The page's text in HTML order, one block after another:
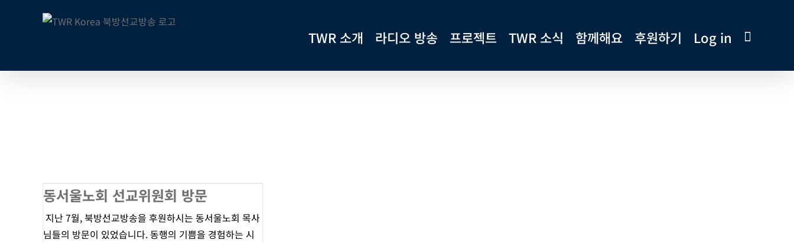
건
TWR 소개 라디오 방송 프로젝트 TWR 소식 함께해요 후원하기 Log in
동서울노회 선교위원회 방문
지난 7월, 북방선교방송을 후원하시는 동서울노회 목사
님들의 방문이 있었습니다. 동행의 기쁨을 경험하는 시